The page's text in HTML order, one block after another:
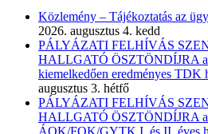
Közlemény – Tájékoztatás az
2026. augusztus 4. kedd
PÁLYÁZATI FELHÍVÁS
HALLGATÓ ÖSZTÖNDÍJRA a
kiemelkedően eredményes TDK
augusztus 3. hétfő
PÁLYÁZATI FELHÍVÁS
HALLGATÓ ÖSZTÖNDÍJRA a